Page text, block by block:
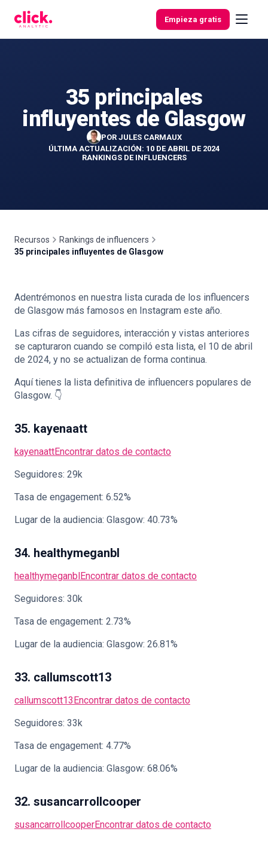
Empieza gratis
Funcionalidades
Herramientas
gratuitas
🇪🇸ES
35 principales
influyentes de Glasgow
POR JULES CARMAUX
ÚLTIMA ACTUALIZACIÓN: 10 DE ABRIL DE 2024
RANKINGS DE INFLUENCERS
Recursos
Rankings de influencers
35 principales influyentes de Glasgow
Adentrémonos en nuestra lista curada de los influencers
de Glasgow más famosos en Instagram este año.
Las cifras de seguidores, interacción y vistas anteriores
se capturaron cuando se compiló esta lista, el 10 de abril
de 2024, y no se actualizan de forma continua.
Aquí tienes la lista definitiva de influencers populares de
Glasgow. 👇
35. kayenaatt
kayenaattEncontrar datos de contacto
Seguidores: 29k
Tasa de engagement: 6.52%
Lugar de la audiencia: Glasgow: 40.73%
34. healthymeganbl
healthymeganblEncontrar datos de contacto
Seguidores: 30k
Tasa de engagement: 2.73%
Lugar de la audiencia: Glasgow: 26.81%
33. callumscott13
callumscott13Encontrar datos de contacto
Seguidores: 33k
Tasa de engagement: 4.77%
Lugar de la audiencia: Glasgow: 68.06%
32. susancarrollcooper
susancarrollcooperEncontrar datos de contacto